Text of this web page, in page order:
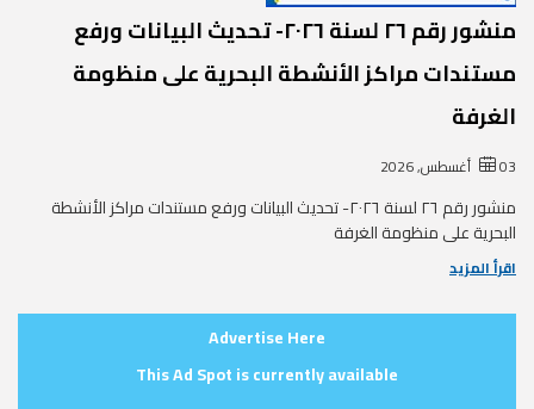
منشور رقم ٢٦ لسنة ٢٠٢٦- تحديث البيانات ورفع
مستندات مراكز الأنشطة البحرية على منظومة
الغرفة
03 أغسطس, 2026
منشور رقم ٢٦ لسنة ٢٠٢٦- تحديث البيانات ورفع مستندات مراكز الأنشطة
البحرية على منظومة الغرفة
اقرأ المزيد
Advertise Here
This Ad Spot is currently available